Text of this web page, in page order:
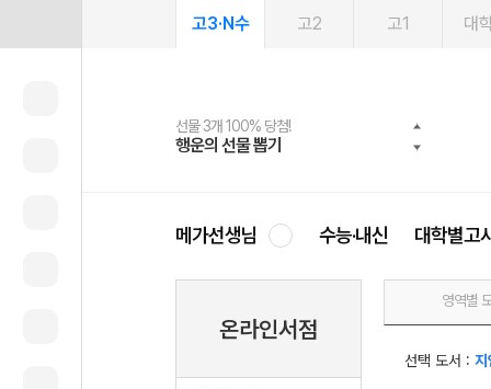
고3·N수 고2 고1 대
선물 3개 100% 당첨!
행운의 선물 뽑기
선물 100% 증정!
메가스터디 X 올리브
여름방학 스터디 캐시백
메가런 썸머스쿨
2027 러셀 단과
강사 공개선발
스마트러닝앱
설문 EVENT
메가패스
3일 무료 체험권
메가패스 수강생 무료혜택!
메가클럽 멤버십
사회공헌 캠페인
희망이룸 메가나눔
메가선생님 수능·내신 대학별고
온라인서점
영역별
선택 도서 : 지